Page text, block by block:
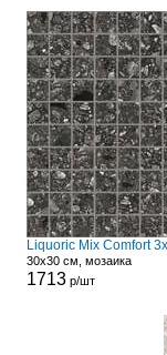
Liquoric Mix Comfort
30x30 см, мозаика
1713р/шт